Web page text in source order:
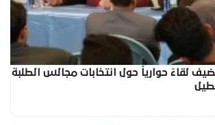
لقاءً حوارياً حول انتخابات مجالس الطلبة